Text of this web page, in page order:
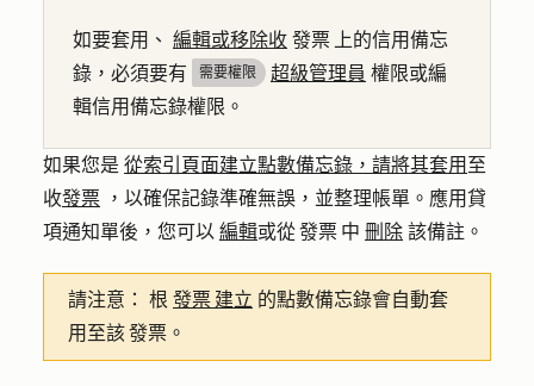
如要套用、 編輯或移除收 發票 上的信用備忘
錄，必須要有
需要權限 超級管理員 權限或編
輯信用備忘錄權限。
如果您是 從索引頁面建立點數備忘錄，請將其套用 至
收發票 ，以確保記錄準確無誤，並整理帳單。應用貸
項通知單後，您可以 編輯或從 發票 中 刪除 該備註。
請注意： 根 發票 建立 的點數備忘錄會自動套
用至該 發票。